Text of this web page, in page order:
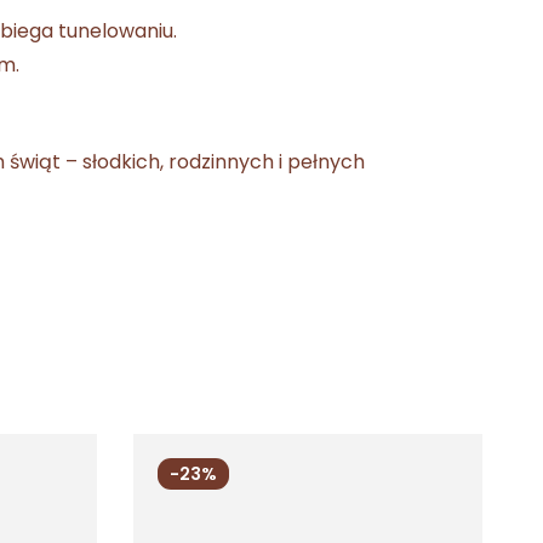
tunelowaniu.
– słodkich, rodzinnych i pełnych
-23%